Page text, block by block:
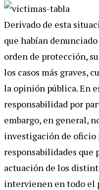
Derivado de esta
que habían
orden de protección,
los casos más graves,
la opinión pública. En
responsabilidad por
embargo, en general,
investigación de oficio
responsabilidades que
actuación de los
intervienen en todo el